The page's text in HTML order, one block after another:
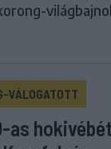
VÁLOGATOTT
as